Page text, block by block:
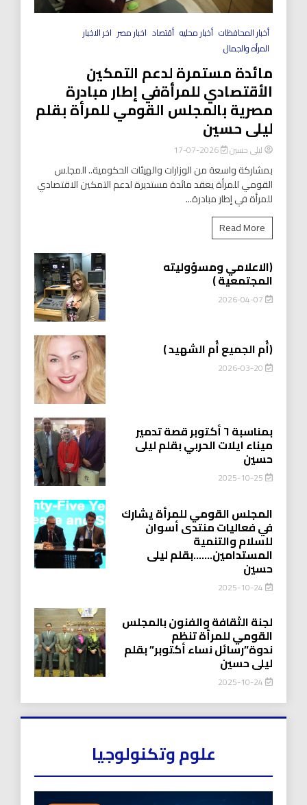
أخبار المحافظات أخبار محليه أقتصاد اخبار مصر اخر الاخبار
المرأه والجمال
مائدة مستمرة لدعم التمكين
الأقتصادي للمرأةفي إطار مبادرة
مصرية بالمجلس القومي للمرأة بقلم
ليلى حسين
ليلى حسين 2026-07-17
بمشاركة واسعة من الوزارات والهيئات الحكومية.. المجلس
القومي للمرأة يعقد مائدة مستديرة لدعم التمكين الاقتصادي
للمرأة في إطار مبادرة...
Read More
(الاعلامي ومسؤوليته
المجتمعية )
2026-04-07
(أُم الجميع أُم الشهيد )
2026-03-20
بمناسبة ٦ أكتوبر قصة تدمير
ميناء ايلات الحربي بقلم ليلى
حسين
2025-10-25
المجلس القومي للمرأة يشارك
في فعاليات منتدى أسوان
للسلام والتنمية
المستدامين…….بقلم ليلى
حسين
2025-10-24
لجنة الثقافة والفنون بالمجلس
القومي للمرأة تنظم
ندوة”رسائل نساء أكتوبر” بقلم
ليلى حسين
2025-10-24
علوم وتكنولوجيا